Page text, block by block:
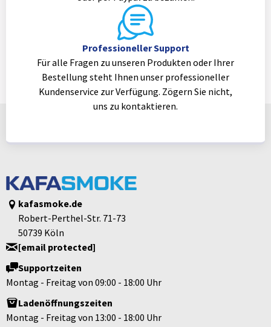
Professioneller Support
Für alle Fragen zu unseren Produkten oder Ihrer
Bestellung steht Ihnen unser professioneller
Kundenservice zur Verfügung. Zögern Sie nicht,
uns zu kontaktieren.
kafasmoke.de
Robert-Perthel-Str. 71-73
50739 Köln
[email protected]
Supportzeiten
Montag - Freitag von 09:00 - 18:00 Uhr
Ladenöffnungszeiten
Montag - Freitag von 13:00 - 18:00 Uhr